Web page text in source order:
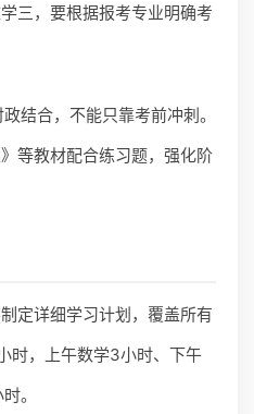
三，要根据报考专业明确考
结合，不能只靠考前冲刺。
等教材配合练习题，强化阶
定详细学习计划，覆盖所有
时，上午数学3小时、下午
。